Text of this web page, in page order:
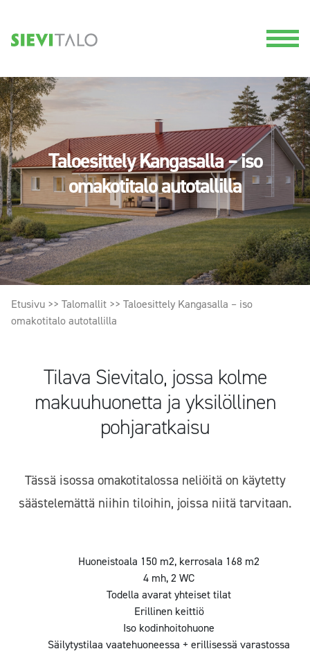
Taloesittely Kangasalla – iso
omakotitalo autotallilla
Etusivu >> Talomallit >> Taloesittely Kangasalla – iso
omakotitalo autotallilla
Tilava Sievitalo, jossa kolme
makuuhuonetta ja yksilöllinen
pohjaratkaisu
Tässä isossa omakotitalossa neliöitä on käytetty
säästelemättä niihin tiloihin, joissa niitä tarvitaan.
Huoneistoala 150 m2, kerrosala 168 m2
4 mh, 2 WC
Todella avarat yhteiset tilat
Erillinen keittiö
Iso kodinhoitohuone
Säilytystilaa vaatehuoneessa + erillisessä varastossa